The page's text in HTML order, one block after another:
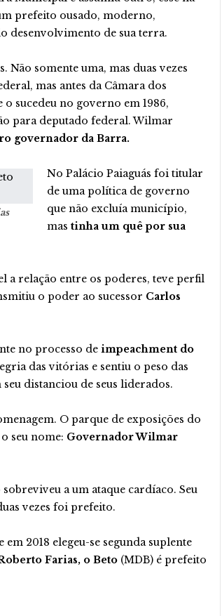
prefeito ousado, moderno,
desenvolvimento de sua terra.
somente uma, mas duas vezes
mas antes da Câmara dos
o sucedeu no governo em 1986,
para deputado federal. Wilmar
governador da Barra.
No Palácio Paiaguás foi titular
de uma política de governo
que não excluía município,
mas tinha um quê por sua
a relação entre os poderes, teve perfil
o poder ao sucessor Carlos
no processo de impeachment do
das vitórias e sentiu o peso das
distanciou de seus liderados.
O parque de exposições do
seu nome: Governador Wilmar
a um ataque cardíaco. Seu
vezes foi prefeito.
em 2018 elegeu-se segunda suplente
Farias, o Beto (MDB) é prefeito